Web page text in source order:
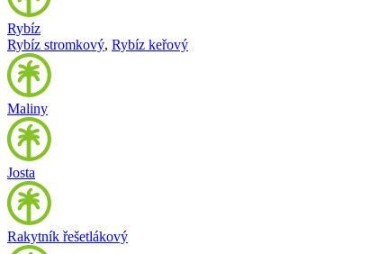
Rybíz
Rybíz stromkový, Rybíz keřový
Maliny
Josta
Rakytník řešetlákový